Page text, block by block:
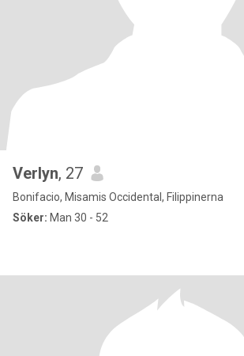
Verlyn, 27
Bonifacio, Misamis Occidental, Filippinerna
Söker: Man 30 - 52